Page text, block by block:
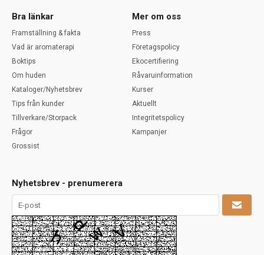
Bra länkar
Framställning & fakta
Vad är aromaterapi
Boktips
Om huden
Kataloger/Nyhetsbrev
Tips från kunder
Tillverkare/Storpack
Frågor
Grossist
Mer om oss
Press
Företagspolicy
Ekocertifiering
Råvaruinformation
Kurser
Aktuellt
Integritetspolicy
Kampanjer
Nyhetsbrev - prenumerera